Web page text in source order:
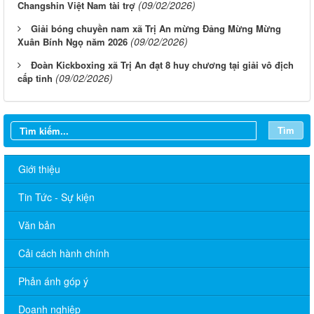
Changshin Việt Nam tài trợ (09/02/2026)
Giải bóng chuyền nam xã Trị An mừng Đảng Mừng Mừng
Xuân Bính Ngọ năm 2026 (09/02/2026)
Đoàn Kickboxing xã Trị An đạt 8 huy chương tại giải vô địch
cấp tỉnh (09/02/2026)
Tìm
Giới thiệu
Tin Tức - Sự kiện
Văn bản
Cải cách hành chính
Phản ánh góp ý
Doanh nghiệp